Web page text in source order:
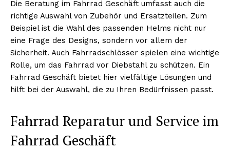
Die Beratung im Fahrrad Geschäft umfasst auch die
richtige Auswahl von Zubehör und Ersatzteilen. Zum
Beispiel ist die Wahl des passenden Helms nicht nur
eine Frage des Designs, sondern vor allem der
Sicherheit. Auch Fahrradschlösser spielen eine wichtige
Rolle, um das Fahrrad vor Diebstahl zu schützen. Ein
Fahrrad Geschäft bietet hier vielfältige Lösungen und
hilft bei der Auswahl, die zu Ihren Bedürfnissen passt.
Fahrrad Reparatur und Service im
Fahrrad Geschäft